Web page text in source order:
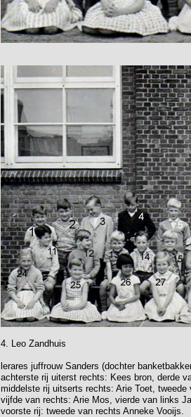
4. Leo Zandhuis
lerares juffrouw Sanders (dochter
achterste rij uiterst rechts: Kees bron, derde
middelste rij uitserts rechts: Arie Toet,
vijfde van rechts: Arie Mos, vierde van links
voorste rij: tweede van rechts Anneke Vooijs.